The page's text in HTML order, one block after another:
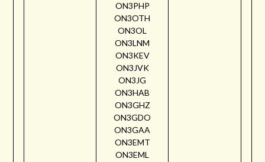
ON3PHP
ON3OTH
ON3OL
ON3LNM
ON3KEV
ON3JVK
ON3JG
ON3HAB
ON3GHZ
ON3GDO
ON3GAA
ON3EMT
ON3EML